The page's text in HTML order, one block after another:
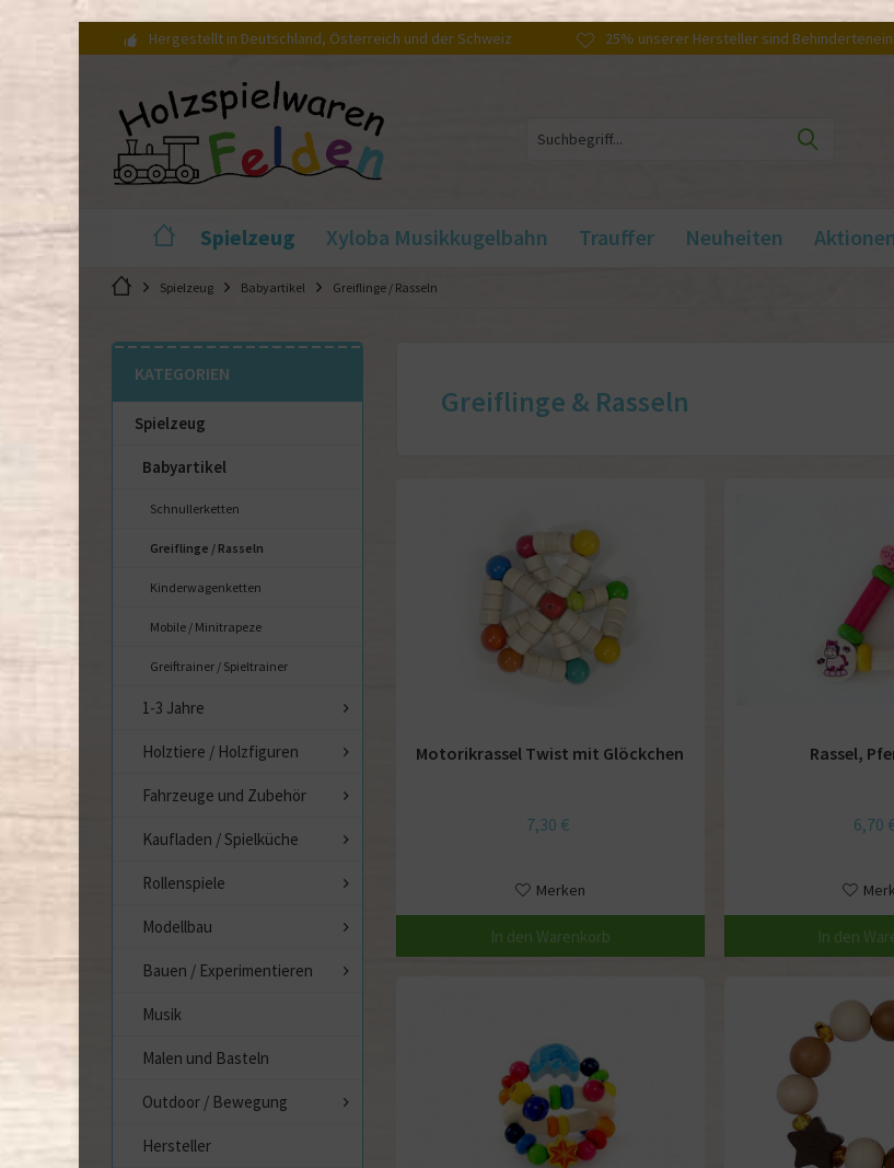
Hergestellt in Deutschland, Österreich und der Schweiz 25% unserer Hersteller sind
Spielzeug Xyloba Musikkugelbahn Trauffer Neuheiten Aktionen
Spielzeug Babyartikel Greiflinge / Rasseln
KATEGORIEN
Spielzeug
Babyartikel
Schnullerketten
Greiflinge / Rasseln
Kinderwagenketten
Mobile / Minitrapeze
Greiftrainer / Spieltrainer
1-3 Jahre
Holztiere / Holzfiguren
Fahrzeuge und Zubehör
Kaufladen / Spielküche
Rollenspiele
Modellbau
Bauen / Experimentieren
Musik
Malen und Basteln
Outdoor / Bewegung
Hersteller
Greiflinge & Rasseln
Motorikrassel Twist mit Glöckchen
7,30 €
Merken
In den Warenkorb
Rassel,
6,70
In den